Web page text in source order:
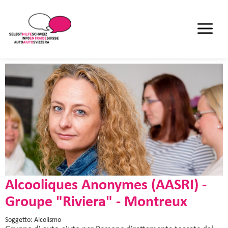
Alcooliques Anonymes (AASRI) -
Groupe "Riviera" - Montreux
Soggetto: Alcolismo